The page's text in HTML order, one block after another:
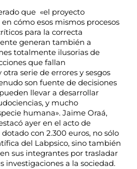
que «el proyecto
cómo esos mismos procesos
para la correcta
generan también a
totalmente ilusorias de
que fallan
serie de errores y sesgos
son fuente de decisiones
llevar a desarrollar
y mucho
humana». Jaime Oraá,
ayer en el acto de
con 2.300 euros, no sólo
del Labpsico, sino también
sus integrantes por trasladar
investigaciones a la sociedad.